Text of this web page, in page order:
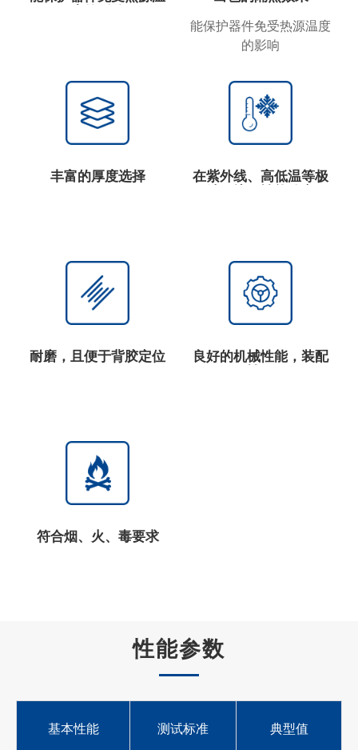
能保护器件免受热源温度
的影响
丰富的厚度选择
在紫外线、高低温等极
耐磨，且便于背胶定位
良好的机械性能，装配
符合烟、火、毒要求
性能参数
基本性能 测试标准 典型值